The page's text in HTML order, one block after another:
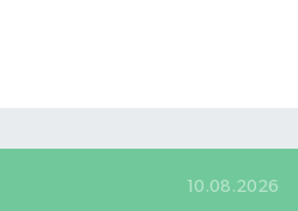
10.08.2026